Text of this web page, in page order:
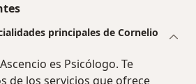
principales de Cornelio
es Psicólogo. Te
de los servicios que ofrece